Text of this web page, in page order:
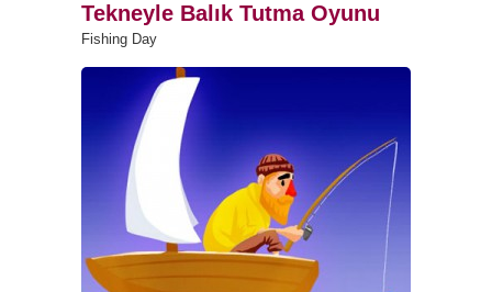
Tekneyle Balık Tutma Oyunu
Fishing Day